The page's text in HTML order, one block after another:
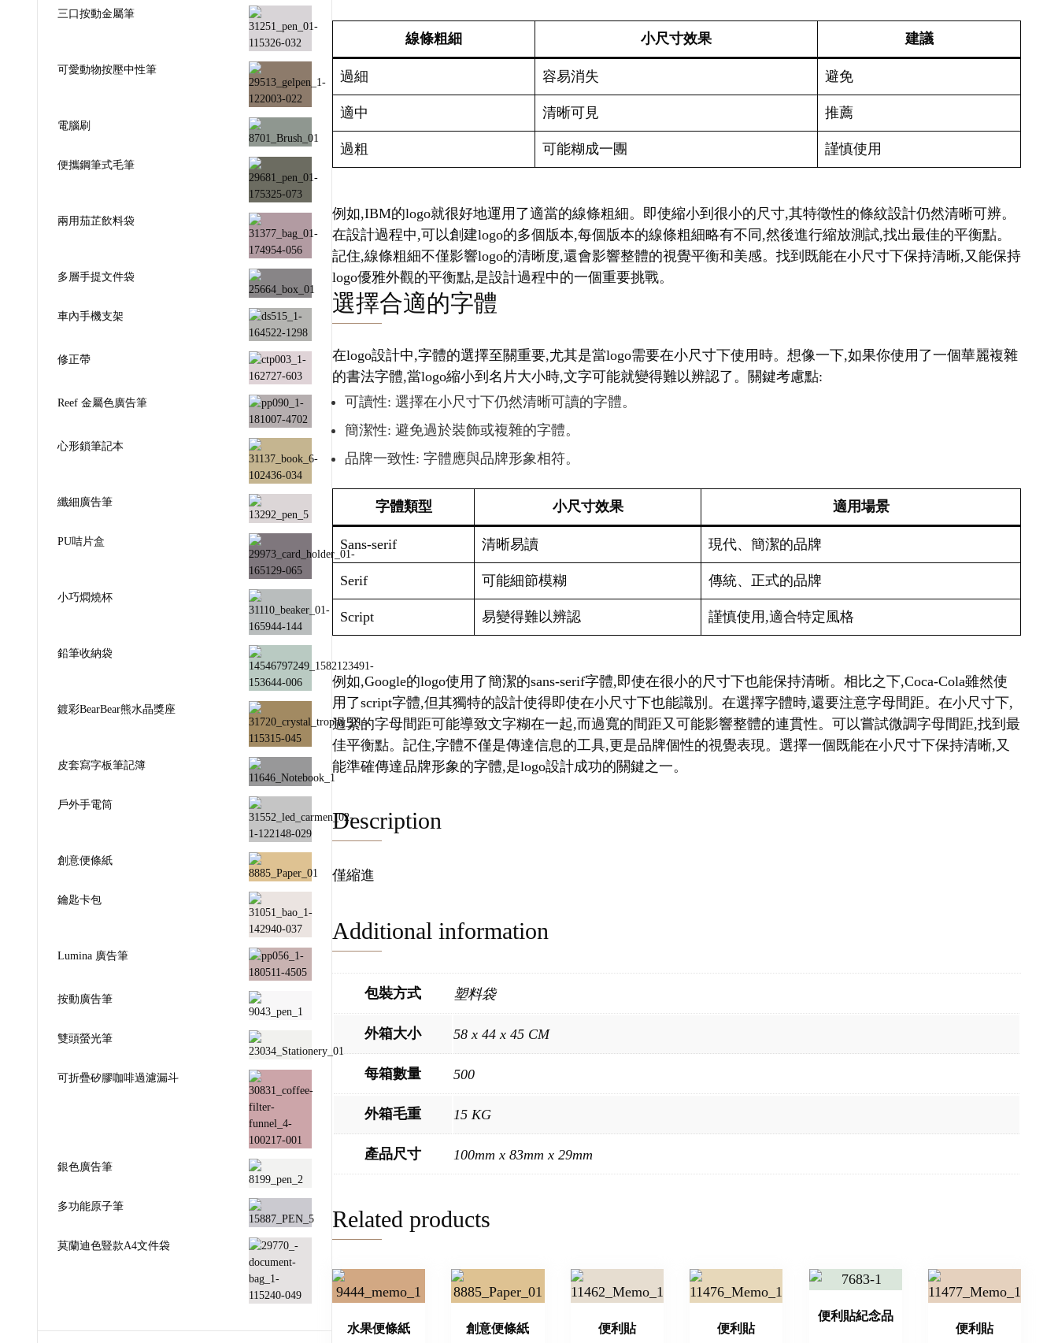
線條粗細 小尺寸效果 建議
過細 容易消失 避免
適中 清晰可見 推薦
過粗 可能糊成一團 謹慎使用
例如,IBM的logo就很好地運用了適當的線條粗細。即使縮小到很小的尺寸,其特徵性的條紋設計仍然清晰可辨。
在設計過程中,可以創建logo的多個版本,每個版本的線條粗細略有不同,然後進行縮放測試,找出最佳的平衡點。
記住,線條粗細不僅影響logo的清晰度,還會影響整體的視覺平衡和美感。找到既能在小尺寸下保持清晰,又能保持
logo優雅外觀的平衡點,是設計過程中的一個重要挑戰。
選擇合適的字體
在logo設計中,字體的選擇至關重要,尤其是當logo需要在小尺寸下使用時。想像一下,如果你使用了一個華麗複雜
的書法字體,當logo縮小到名片大小時,文字可能就變得難以辨認了。關鍵考慮點:
可讀性: 選擇在小尺寸下仍然清晰可讀的字體。
簡潔性: 避免過於裝飾或複雜的字體。
品牌一致性: 字體應與品牌形象相符。
字體類型 小尺寸效果 適用場景
Sans-serif 清晰易讀 現代、簡潔的品牌
Serif 可能細節模糊 傳統、正式的品牌
Script 易變得難以辨認 謹慎使用,適合特定風格
例如,Google的logo使用了簡潔的sans-serif字體,即使在很小的尺寸下也能保持清晰。相比之下,Coca-Cola雖然使
用了script字體,但其獨特的設計使得即使在小尺寸下也能識別。在選擇字體時,還要注意字母間距。在小尺寸下,
過緊的字母間距可能導致文字糊在一起,而過寬的間距又可能影響整體的連貫性。可以嘗試微調字母間距,找到最
佳平衡點。記住,字體不僅是傳達信息的工具,更是品牌個性的視覺表現。選擇一個既能在小尺寸下保持清晰,又
能準確傳達品牌形象的字體,是logo設計成功的關鍵之一。
Description
僅縮進
Additional information
包裝方式 塑料袋
外箱大小 58 x 44 x 45 CM
每箱數量 500
外箱毛重 15 KG
產品尺寸 100mm x 83mm x 29mm
Related products
水果便條紙 創意便條紙 便利貼 便利貼
便利貼紀念品
便利貼
三口按動金屬筆
可愛動物按壓中性筆
電腦刷
便攜鋼筆式毛筆
兩用茄芷飲料袋
多層手提文件袋
車內手機支架
修正帶
Reef 金屬色廣告筆
心形鎖筆記本
纖細廣告筆
PU咭片盒
小巧燜燒杯
鉛筆收納袋
鍍彩BearBear熊水晶獎座
皮套寫字板筆記簿
戶外手電筒
創意便條紙
鑰匙卡包
Lumina 廣告筆
按動廣告筆
雙頭螢光筆
可折疊矽膠咖啡過濾漏斗
銀色廣告筆
多功能原子筆
莫蘭迪色豎款A4文件袋